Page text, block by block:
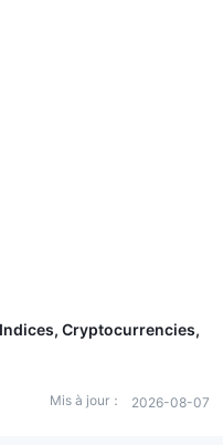
Cryptocurrencies,
Mis à jour： 2026-08-07